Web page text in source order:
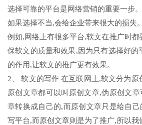
选择可靠的平台是网络营销的重要一步。
如果选择不当,会给企业带来很大的损失。
例如,网络上有很多平台,软文在推广时
保软文的质量和效果,因为只有选择好的
的作用,让软文的推广更有效果。
2、 软文的写作 在互联网上,软文分为原
原创文章都可以叫原创文章,伪原创文
章转换成自己的,而原创文章只是给自
写平台,而原创文章则是为了推广,所以我